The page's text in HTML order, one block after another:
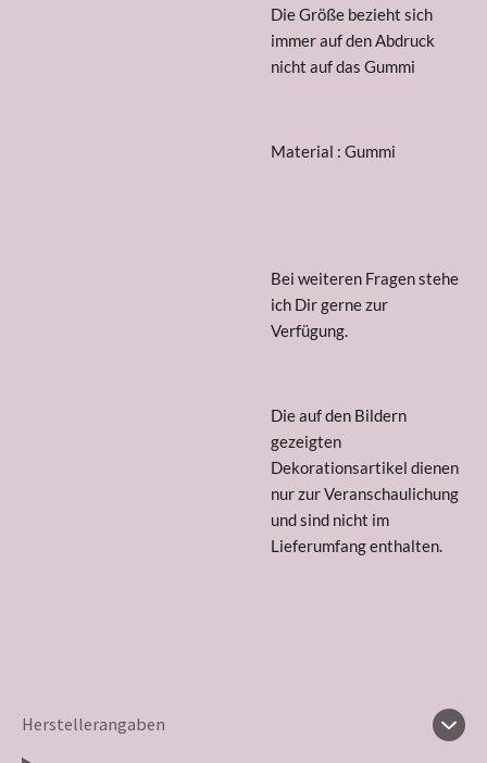
Die Größe bezieht sich
immerauf den Abdruck
nicht auf das Gummi
Material : Gummi
Bei weiteren Fragen stehe
ich Dir gerne zur
Verfügung.
Die auf den Bildern
gezeigten
Dekorationsartikel dienen
nur zur Veranschaulichung
und sind nicht im
Lieferumfang enthalten.
Herstellerangaben